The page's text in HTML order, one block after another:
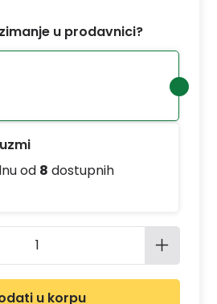
u prodavnici?
od 8 dostupnih
Unesite
u korpu